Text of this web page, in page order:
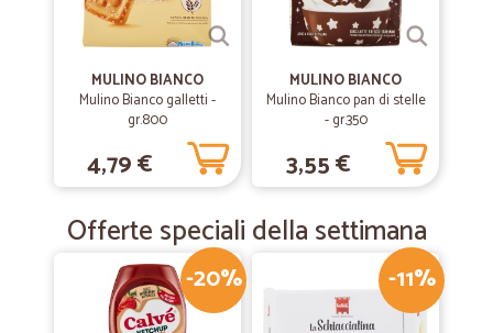
MULINO BIANCO
Mulino Bianco galletti -
gr.800
4,79 €
MULINO BIANCO
Mulino Bianco pan di stelle
- gr.350
3,55 €
Offerte speciali della settimana
-20% -11%